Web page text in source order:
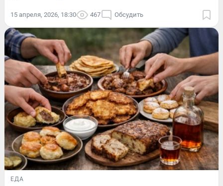
15 апреля, 2026, 18:30 467 Обсудить
ЕДА